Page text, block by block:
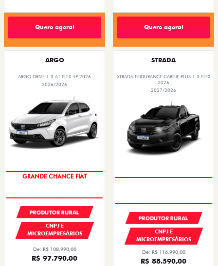
Quero agora! Quero agora!
ARGO
ARGO DRIVE 1.3 AT FLEX 4P 2026
2026/2026
GRANDE CHANCE FIAT
PRODUTOR RURAL
CNPJ E
MICROEMPRESÁRIOS
De: R$ 108.990,00
R$ 97.790,00
STRADA
STRADA ENDURANCE CABINE PLUS 1.3 FLEX
2026
2027/2026
PRODUTOR RURAL
CNPJ E
MICROEMPRESÁRIOS
De: R$ 116.990,00
R$ 88.590,00